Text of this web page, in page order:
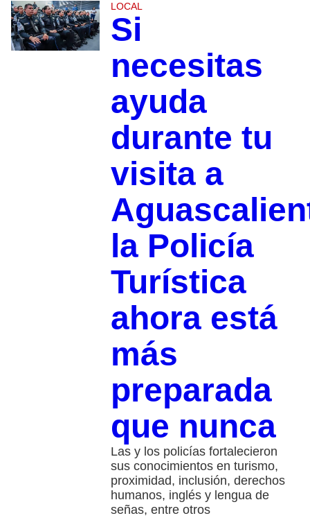
LOCAL
Si
necesitas
ayuda
durante tu
visita a
la Policía
Turística
ahora está
más
preparada
que nunca
Las y los policías fortalecieron
sus conocimientos en turismo,
proximidad, inclusión, derechos
humanos, inglés y lengua de
señas, entre otros